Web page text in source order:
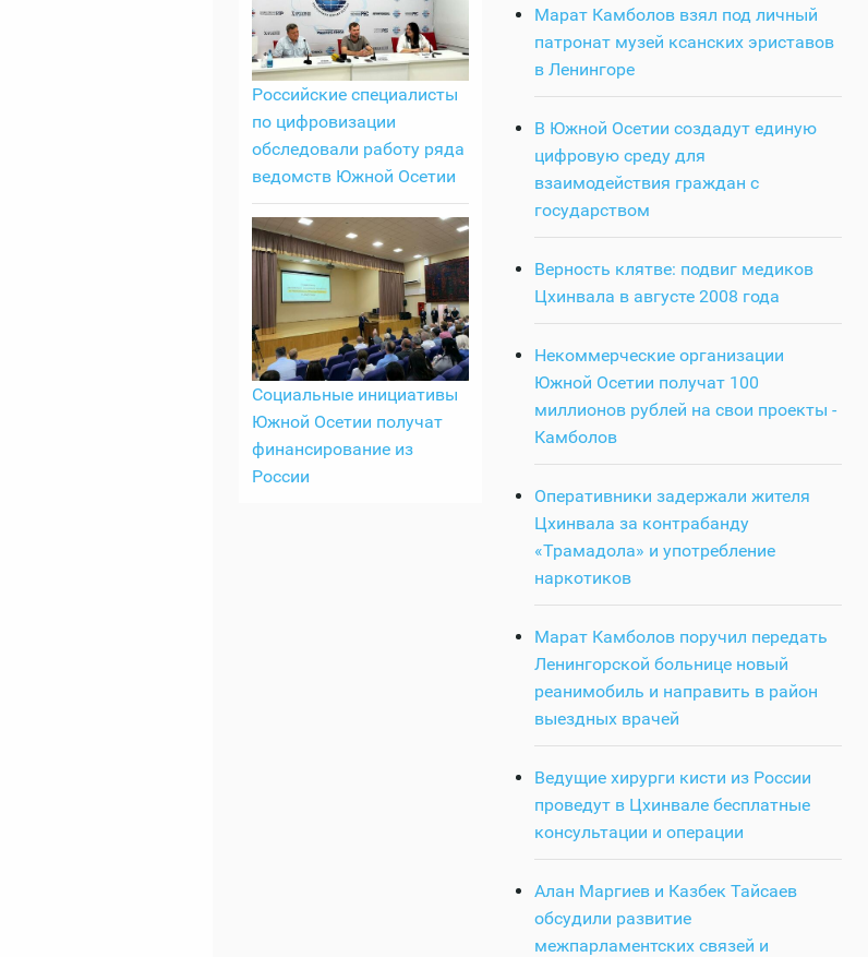
Российские специалисты
по цифровизации
обследовали работу ряда
ведомств Южной Осетии
Социальные инициативы
Южной Осетии получат
финансирование из
России
Марат Камболов взял под личный
патронат музей ксанских эриставов
в Ленингоре
В Южной Осетии создадут единую
цифровую среду для
взаимодействия граждан с
государством
Верность клятве: подвиг медиков
Цхинвала в августе 2008 года
Некоммерческие организации
Южной Осетии получат 100
миллионов рублей на свои проекты -
Камболов
Оперативники задержали жителя
Цхинвала за контрабанду
«Трамадола» и употребление
наркотиков
Марат Камболов поручил передать
Ленингорской больнице новый
реанимобиль и направить в район
выездных врачей
Ведущие хирурги кисти из России
проведут в Цхинвале бесплатные
консультации и операции
Алан Маргиев и Казбек Тайсаев
обсудили развитие
межпарламентских связей и